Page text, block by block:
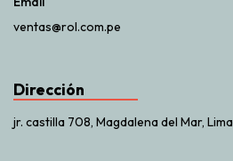
ventas@rol.com.pe
Dirección
jr. castilla 708, Magdalena del Mar, Lima